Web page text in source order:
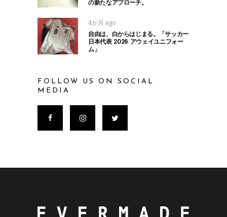
の新たなアプローチ。
4か月 ago
自由は、白からはじまる。「サッカー
日本代表 2026 アウェイユニフォー
ム」
FOLLOW US ON SOCIAL
MEDIA